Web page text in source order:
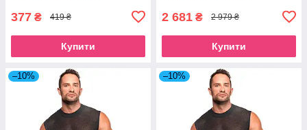
377 ₴ 419 ₴
Купити
2 681 ₴ 2 979 ₴
Купити
–10% –10%